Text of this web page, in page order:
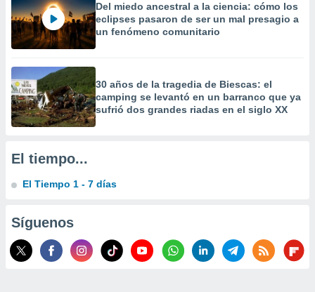
Del miedo ancestral a la ciencia: cómo los
eclipses pasaron de ser un mal presagio a
un fenómeno comunitario
30 años de la tragedia de Biescas: el
camping se levantó en un barranco que ya
sufrió dos grandes riadas en el siglo XX
El tiempo...
El Tiempo 1 - 7 días
Síguenos